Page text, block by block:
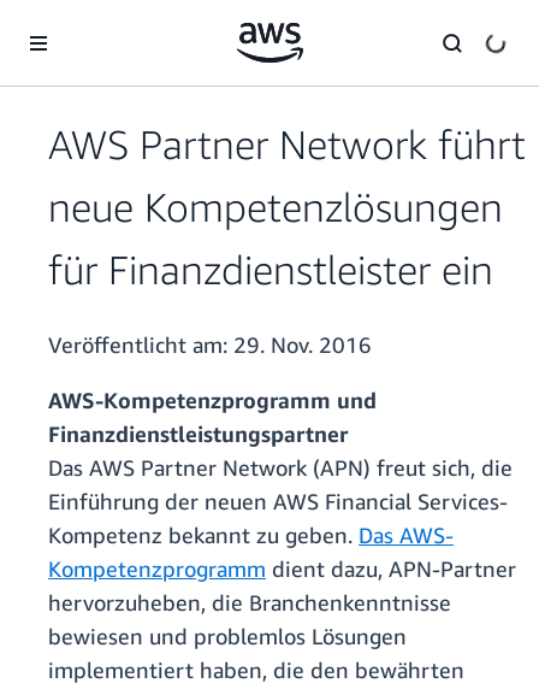
Überspringen zum Hauptinhalt
AWS Partner Network führt
neue Kompetenzlösungen
für Finanzdienstleister ein
Veröffentlicht am: 29. Nov. 2016
AWS-Kompetenzprogramm und
Finanzdienstleistungspartner
Das AWS Partner Network (APN) freut sich, die
Einführung der neuen AWS Financial Services-
Kompetenz bekannt zu geben. Das AWS-
Kompetenzprogramm dient dazu, APN-Partner
hervorzuheben, die Branchenkenntnisse
bewiesen und problemlos Lösungen
implementiert haben, die den bewährten